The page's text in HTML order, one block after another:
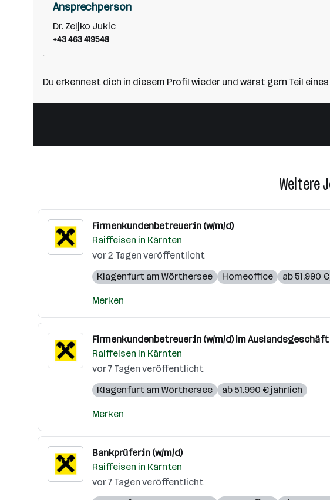
Ansprechperson
Dr. Zeljko Jukic
+43 463 419548
Du erkennest dich in diesem Profil wieder und wärst gern Teil
Weitere
Firmenkundenbetreuer:in (w/m/d)
Raiffeisen in Kärnten
vor 2 Tagen veröffentlicht
Klagenfurt am Wörthersee
Homeoffice ab 51.990
Merken
Firmenkundenbetreuer:in (w/m/d) im
Raiffeisen in Kärnten
vor 7 Tagen veröffentlicht
Klagenfurt am Wörthersee
ab 51.990 € jährlich
Merken
Bankprüfer:in (w/m/d)
Raiffeisen in Kärnten
vor 7 Tagen veröffentlicht